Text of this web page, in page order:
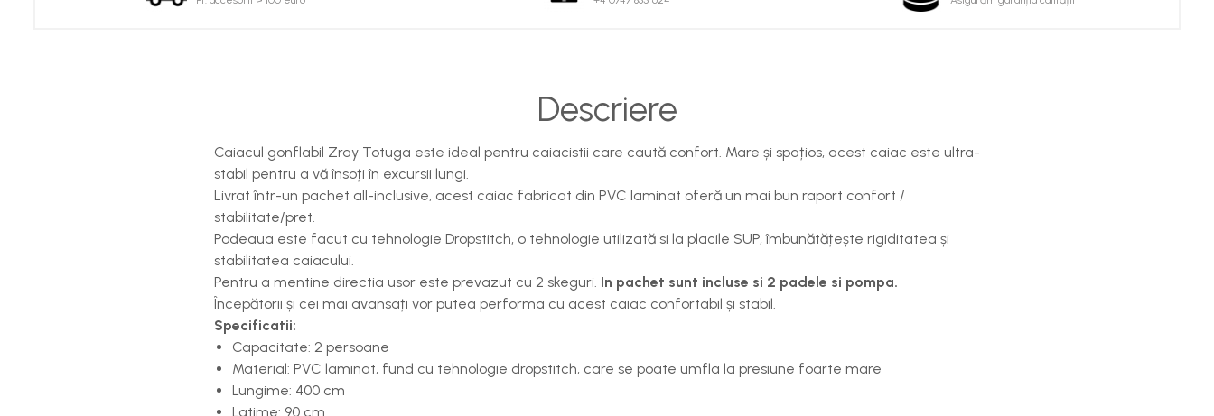
Descriere
Caiacul gonflabil Zray Totuga este ideal pentru caiacistii care caută confort. Mare și spațios, acest caiac este ultra-
stabil pentru a vă însoți în excursii lungi.
Livrat într-un pachet all-inclusive, acest caiac fabricat din PVC laminat oferă un mai bun raport confort /
stabilitate/pret.
Podeaua este facut cu tehnologie Dropstitch, o tehnologie utilizată si la placile SUP, îmbunătățește rigiditatea și
stabilitatea caiacului.
Pentru a mentine directia usor este prevazut cu 2 skeguri. In pachet sunt incluse si 2 padele si pompa.
Începătorii și cei mai avansați vor putea performa cu acest caiac confortabil și stabil.
Specificatii:
Capacitate: 2 persoane
Material: PVC laminat, fund cu tehnologie dropstitch, care se poate umfla la presiune foarte mare
Lungime: 400 cm
Latime: 90 cm